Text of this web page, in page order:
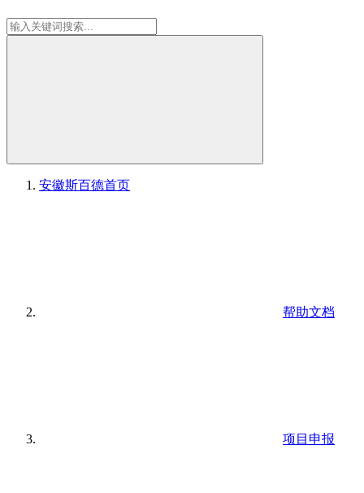
安徽斯百德首页
帮助文档
项目申报